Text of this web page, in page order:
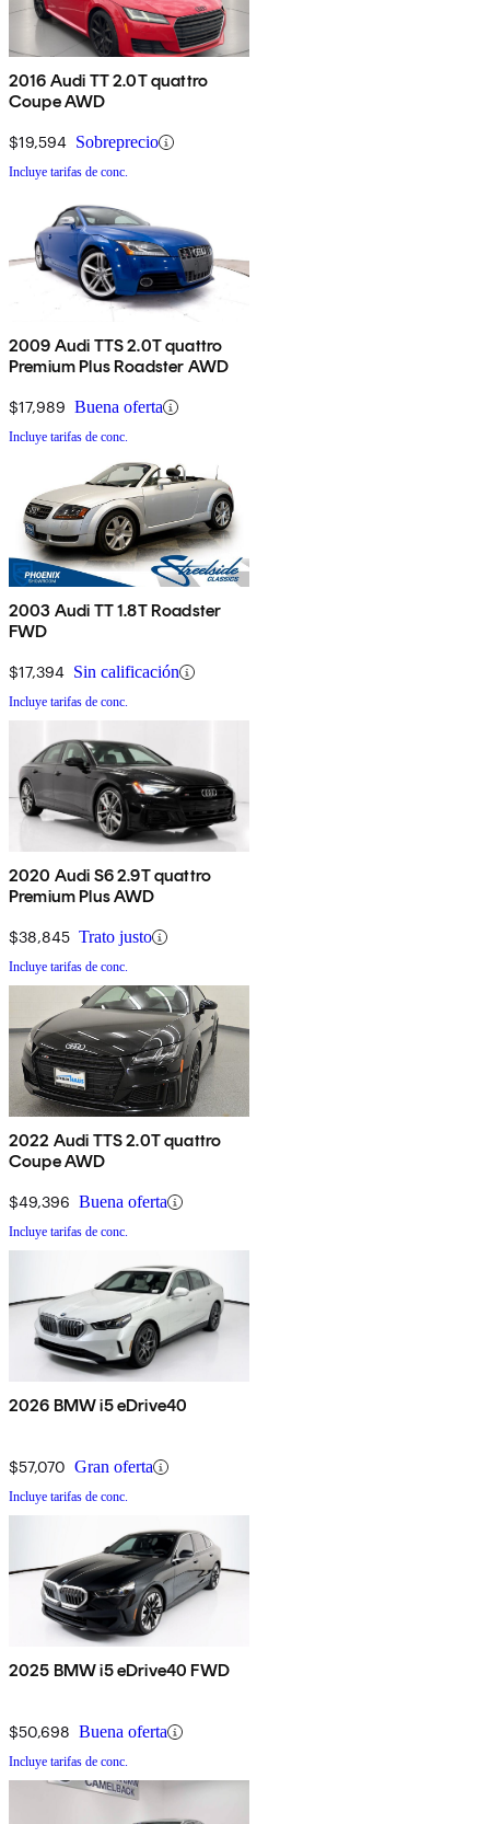
2016 Audi TT 2.0T quattro
Coupe AWD
$19,594 Sobreprecio
Incluye tarifas de conc.
2009 Audi TTS 2.0T quattro
Premium Plus Roadster AWD
$17,989 Buena oferta
Incluye tarifas de conc.
2003 Audi TT 1.8T Roadster
FWD
$17,394 Sin calificación
Incluye tarifas de conc.
2020 Audi S6 2.9T quattro
Premium Plus AWD
$38,845 Trato justo
Incluye tarifas de conc.
2022 Audi TTS 2.0T quattro
Coupe AWD
$49,396 Buena oferta
Incluye tarifas de conc.
2026 BMW i5 eDrive40
$57,070 Gran oferta
Incluye tarifas de conc.
2025 BMW i5 eDrive40 FWD
$50,698 Buena oferta
Incluye tarifas de conc.